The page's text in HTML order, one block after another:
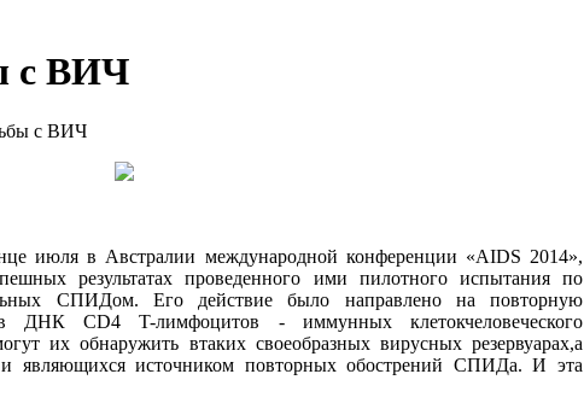
с ВИЧ
с ВИЧ
июля в Австралии международной конференции «AIDS 2014»,
результатах проведенного ими пилотного испытания по
СПИДом. Его действие было направлено на повторную
ДНК CD4 T-лимфоцитов - иммунных клетокчеловеческого
их обнаружить втаких своеобразных вирусных резервуарах,а
являющихся источником повторных обострений СПИДа. И эта